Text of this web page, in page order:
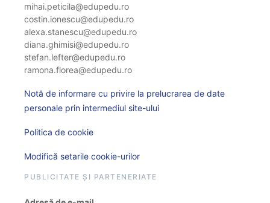
mihai.peticila@edupedu.ro
costin.ionescu@edupedu.ro
alexa.stanescu@edupedu.ro
diana.ghimisi@edupedu.ro
stefan.lefter@edupedu.ro
ramona.florea@edupedu.ro
Notă de informare cu privire la prelucrarea de date
personale prin intermediul site-ului
Politica de cookie
Modifică setarile cookie-urilor
PUBLICITATE ȘI PARTENERIATE